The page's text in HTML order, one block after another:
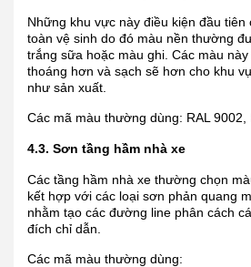
Những khu vực này điều kiện đầu tiên
toàn vệ sinh do đó màu nền thường
trắng sữa hoặc màu ghi. Các màu
thoáng hơn và sạch sẽ hơn cho khu
như sản xuất.
Các mã màu thường dùng: RAL 9002,
4.3. Sơn tầng hầm nhà xe
Các tầng hầm nhà xe thường chọn
kết hợp với các loại sơn phản quang
nhằm tạo các đường line phân cách
đích chỉ dẫn.
Các mã màu thường dùng: